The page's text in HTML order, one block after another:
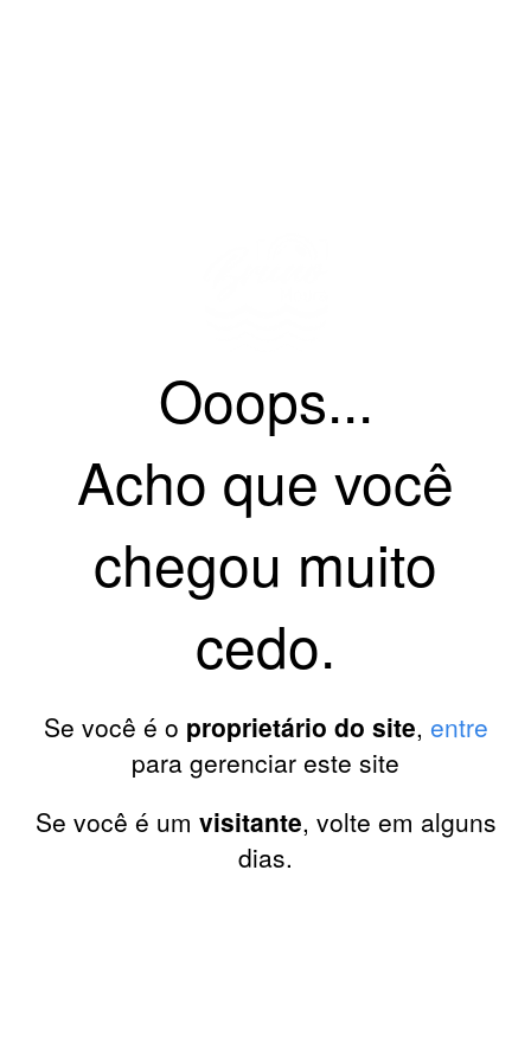
Ooops...
Acho que você
chegou muito
cedo.
Se você é o proprietário do site, entre
para gerenciar este site
Se você é um visitante, volte em alguns
dias.